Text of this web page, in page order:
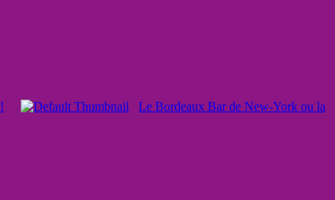
Le Bordeaux Bar de New-York ou la